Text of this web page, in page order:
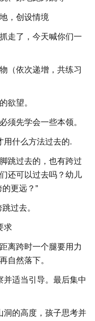
，创设情境
走了，今天喊你们一
（依次递增，共练习
欲望。
须先学会一些本领。
用什么方法过去的.
跳过去的，也有跨过
还可以过去吗？幼儿
更远？”
过去。
求
离跨时一个腿要用力
自然落下。
并适当引导。最后集中
洞的高度，孩子思考并